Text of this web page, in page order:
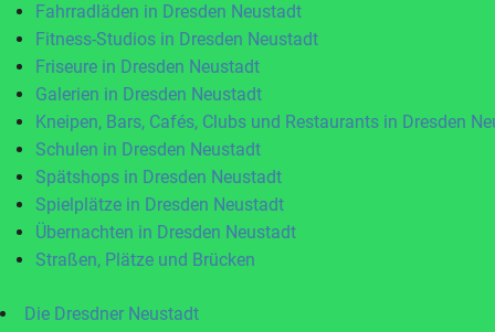
Fahrradläden in Dresden Neustadt
Fitness-Studios in Dresden Neustadt
Friseure in Dresden Neustadt
Galerien in Dresden Neustadt
Kneipen, Bars, Cafés, Clubs und Restaurants in Dresden
Schulen in Dresden Neustadt
Spätshops in Dresden Neustadt
Spielplätze in Dresden Neustadt
Übernachten in Dresden Neustadt
Straßen, Plätze und Brücken
Die Dresdner Neustadt